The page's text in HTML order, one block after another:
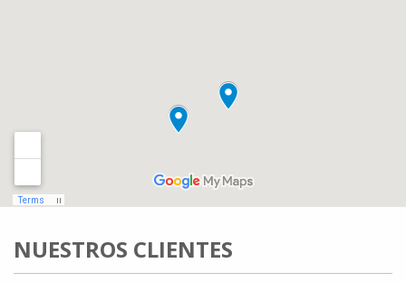
NUESTROS CLIENTES